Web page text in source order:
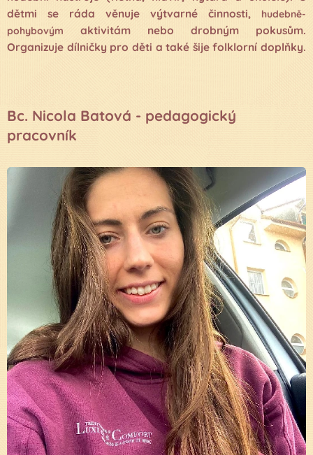
dětmi se ráda věnuje výtvarné činnosti,
hudebně-
pohybovým
aktivitám nebo drobným pokusům.
Organizuje dílničky pro děti a také šije folklorní doplňky.
Bc. Nicola Batová - pedagogický
pracovník